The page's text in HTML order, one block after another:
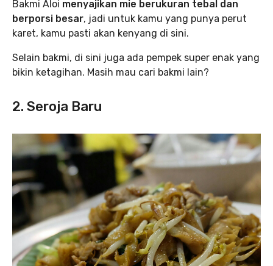
Bakmi Aloi menyajikan mie berukuran tebal dan
berporsi besar, jadi untuk kamu yang punya perut
karet, kamu pasti akan kenyang di sini.
Selain bakmi, di sini juga ada pempek super enak yang
bikin ketagihan. Masih mau cari bakmi lain?
2. Seroja Baru